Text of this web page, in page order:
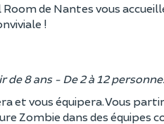
de Nantes vous
!
de 8 ans - De 2 à 12
et vous équipera. Vous
Zombie dans des équipes